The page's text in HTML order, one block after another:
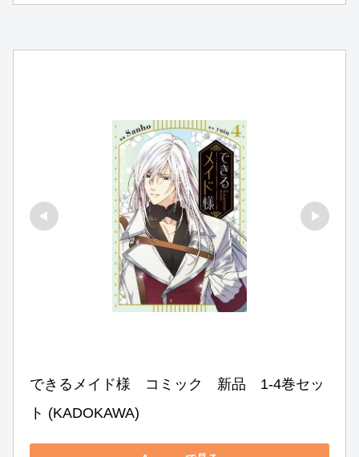
できるメイド様　コミック　新品　1-4巻セッ
ト (KADOKAWA)